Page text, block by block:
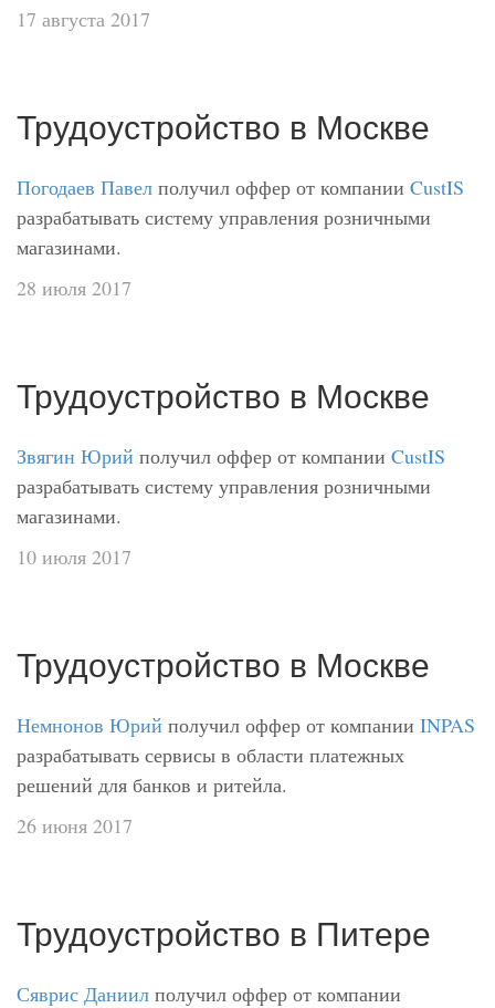
17 августа 2017
Трудоустройство в Москве
Погодаев Павел получил оффер от компании CustIS
разрабатывать систему управления розничными
магазинами.
28 июля 2017
Трудоустройство в Москве
Звягин Юрий получил оффер от компании CustIS
разрабатывать систему управления розничными
магазинами.
10 июля 2017
Трудоустройство в Москве
Немнонов Юрий получил оффер от компании INPAS
разрабатывать сервисы в области платежных
решений для банков и ритейла.
26 июня 2017
Трудоустройство в Питере
Сяврис Даниил получил оффер от компании